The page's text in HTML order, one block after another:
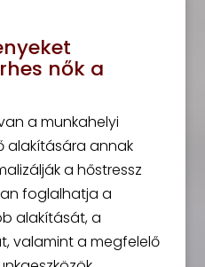
nők a
a munkahelyi
alakítására annak
a hőstressz
foglalhatja a
alakítását, a
valamint a megfelelő